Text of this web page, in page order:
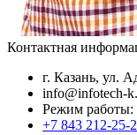
Контактная
г. Казань, ул.
info@infotech-
Режим
+7 843 212-25-